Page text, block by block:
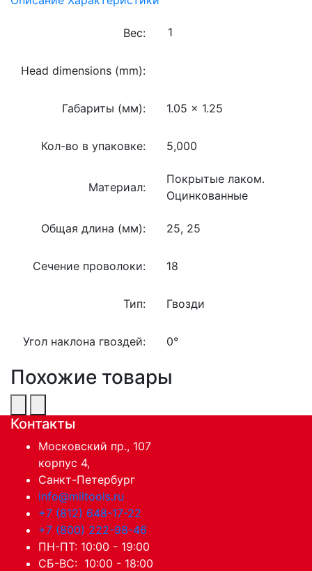
Вес:
Head dimensions (mm):
Габариты (мм): 1.05 x 1.25
Кол-во в упаковке: 5,000
Материал:
Покрытые лаком.
Оцинкованные
Общая длина (мм): 25, 25
Сечение проволоки: 18
Тип: Гвозди
Угол наклона гвоздей: 0°
Похожие товары
Контакты
Московский пр., 107
корпус 4,
Санкт-Петербург
info@miltools.ru
+7 (812) 648-17-22
+7 (800) 222-98-46
ПН-ПТ: 10:00 - 19:00
СБ-ВС: 10:00 - 18:00